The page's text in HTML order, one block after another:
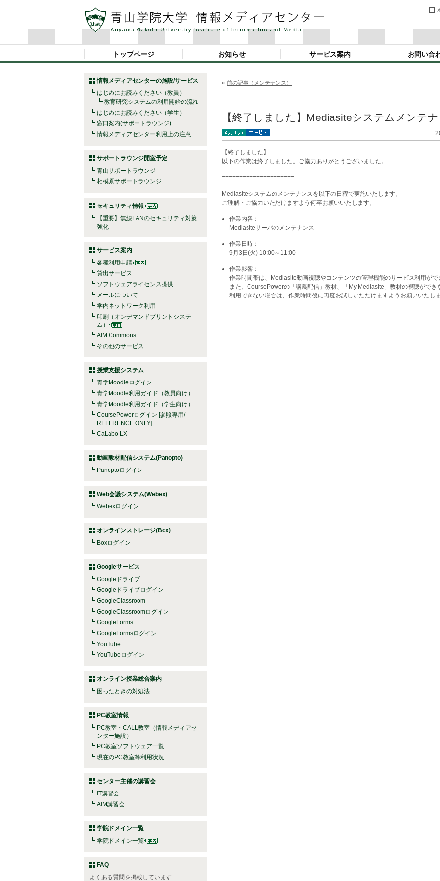
トップページ お知らせ サービス案内 お問い合
情報メディアセンターの施設/サービス
はじめにお読みください（教員）
教育研究システムの利用開始の流れ
はじめにお読みください（学生）
窓口案内(サポートラウンジ)
情報メディアセンター利用上の注意
サポートラウンジ開室予定
青山サポートラウンジ
相模原サポートラウンジ
セキュリティ情報
【重要】無線LANのセキュリティ対策
強化
サービス案内
各種利用申請
貸出サービス
ソフトウェアライセンス提供
メールについて
学内ネットワーク利用
印刷（オンデマンドプリントシステ
ム）
AIM Commons
その他のサービス
授業支援システム
青学Moodleログイン
青学Moodle利用ガイド（教員向け）
青学Moodle利用ガイド（学生向け）
CoursePowerログイン [参照専用/
REFERENCE ONLY]
CaLabo LX
動画教材配信システム(Panopto)
Panoptoログイン
Web会議システム(Webex)
Webexログイン
オンラインストレージ(Box)
Boxログイン
Googleサービス
Googleドライブ
Googleドライブログイン
GoogleClassroom
GoogleClassroomログイン
GoogleForms
GoogleFormsログイン
YouTube
YouTubeログイン
オンライン授業総合案内
困ったときの対処法
PC教室情報
PC教室・CALL教室（情報メディアセ
ンター施設）
PC教室ソフトウェア一覧
現在のPC教室等利用状況
センター主催の講習会
IT講習会
AIM講習会
学院ドメイン一覧
学院ドメイン一覧
FAQ
よくある質問を掲載しています
« 前の記事（メンテナンス）
【終了しました】Mediasiteシステムメンテ
【終了しました】
以下の作業は終了しました。ご協力ありがとうございました。
=====================
Mediasiteシステムのメンテナンスを以下の日程で実施いたします。
ご理解・ご協力いただけますよう何卒お願いいたします。
作業内容：
Mediasiteサーバのメンテナンス
作業日時：
9月3日(火) 10:00～11:00
作業影響：
作業時間帯は、Mediasite動画視聴やコンテンツの管理機能のサービス利用がで
また、CoursePowerの「講義配信」教材、「My Mediasite」教材の視聴ができ
利用できない場合は、作業時間後に再度お試しいただけますようお願いいたしま